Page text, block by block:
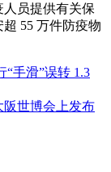
人员提供有关保
55 万件防疫物
手滑”误转 1.3
阪世博会上发布